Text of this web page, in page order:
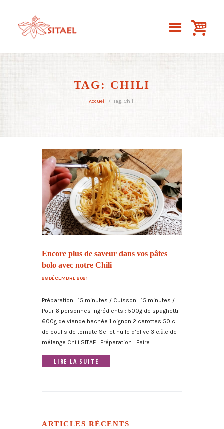
TAG: CHILI
Accueil Tag: Chili
Encore plus de saveur dans vos pâtes
bolo avec notre Chili
28 DÉCEMBRE 2021
Préparation : 15 minutes / Cuisson : 15 minutes /
Pour 6 personnes Ingrédients : 500g de spaghetti
600g de viande hachée 1 oignon 2 carottes 50 cl
de coulis de tomate Sel et huile d’olive 3 c.à.c de
mélange Chili SITAEL Préparation : Faire...
LIRE LA SUITE
ARTICLES RÉCENTS